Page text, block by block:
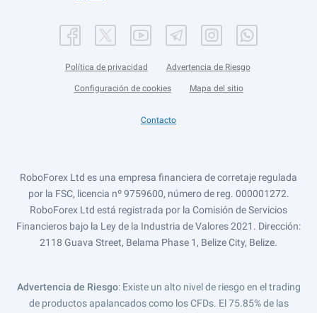
Política de privacidad Advertencia de Riesgo
Configuración de cookies Mapa del sitio
Contacto
RoboForex Ltd es una empresa financiera de corretaje regulada
por la FSC, licencia nº 9759600, número de reg. 000001272.
RoboForex Ltd está registrada por la Comisión de Servicios
Financieros bajo la Ley de la Industria de Valores 2021. Dirección:
2118 Guava Street, Belama Phase 1, Belize City, Belize.
Advertencia de Riesgo: Existe un alto nivel de riesgo en el trading
de productos apalancados como los CFDs. El 75.85% de las